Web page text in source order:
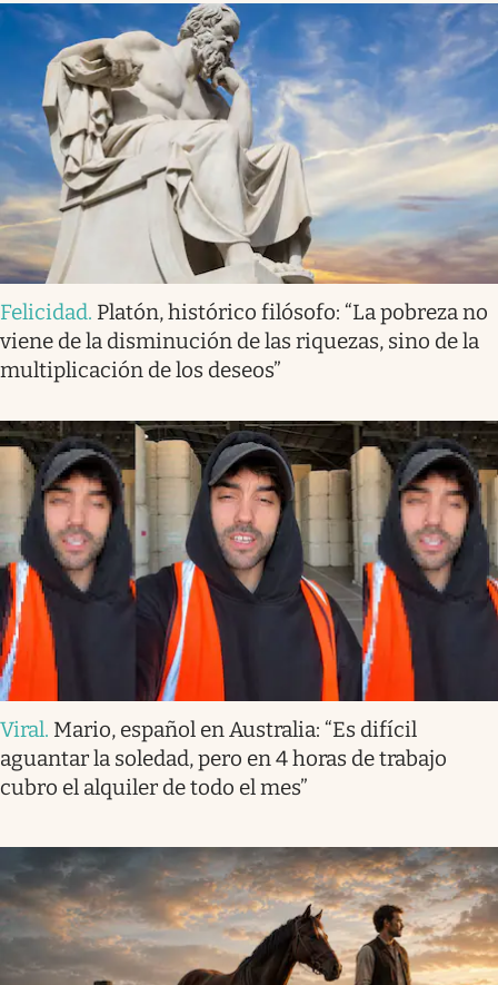
Felicidad. Platón, histórico filósofo: “La pobreza no
viene de la disminución de las riquezas, sino de la
multiplicación de los deseos”
Viral. Mario, español en Australia: “Es difícil
aguantar la soledad, pero en 4 horas de trabajo
cubro el alquiler de todo el mes”